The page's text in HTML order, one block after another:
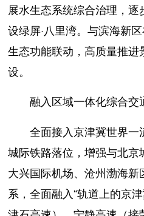
展水生态系统综合治理，
设绿屏·八里湾。与滨海新
生态功能联动，高质量推
设。
融入区域一体化综合交
全面接入京津冀世界一
城际铁路落位，增强与北京
大兴国际机场、沧州渤海
系，全面融入“轨道上的京